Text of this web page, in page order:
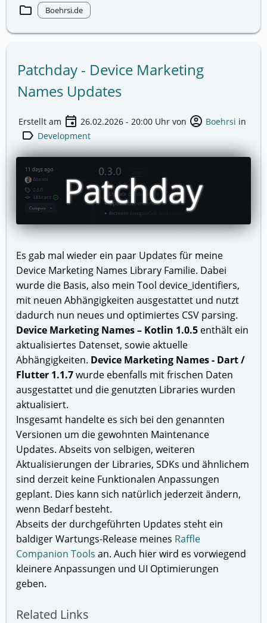
folder Boehrsi.de
Patchday - Device Marketing
Names Updates
Erstellt am event 26.02.2026 - 20:00 Uhr von account_circle Boehrsi in
label Development
Es gab mal wieder ein paar Updates für meine
Device Marketing Names Library Familie. Dabei
wurde die Basis, also mein Tool device_identifiers,
mit neuen Abhängigkeiten ausgestattet und nutzt
dadurch nun neues und optimiertes CSV parsing.
Device Marketing Names – Kotlin 1.0.5 enthält ein
aktualisiertes Datenset, sowie aktuelle
Abhängigkeiten. Device Marketing Names - Dart /
Flutter 1.1.7wurde ebenfalls mit frischen Daten
ausgestattet und die genutzten Libraries wurden
aktualisiert.
Insgesamt handelte es sich bei den genannten
Versionen um die gewohnten Maintenance
Updates. Abseits von selbigen, weiteren
Aktualisierungen der Libraries, SDKs und ähnlichem
sind derzeit keine Funktionalen Anpassungen
geplant. Dies kann sich natürlich jederzeit ändern,
wenn Bedarf besteht.
Abseits der durchgeführten Updates steht ein
baldiger Wartungs-Release meines Raffle
Companion Tools an. Auch hier wird es vorwiegend
kleinere Anpassungen und UI Optimierungen
geben.
Related Links